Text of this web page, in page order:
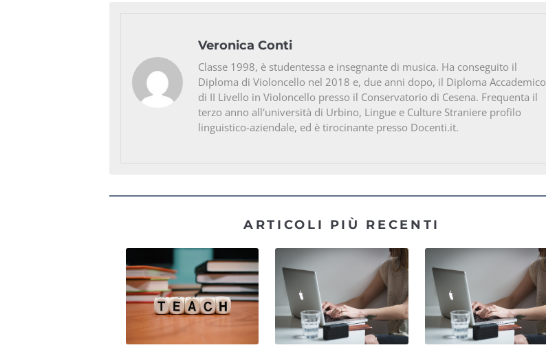
Veronica Conti
Classe 1998, è studentessa e insegnante di musica. Ha conseguito il
Diploma di Violoncello nel 2018 e, due anni dopo, il Diploma Accademico
di II Livello in Violoncello presso il Conservatorio di Cesena. Frequenta il
terzo anno all'università di Urbino, Lingue e Culture Straniere profilo
linguistico-aziendale, ed è tirocinante presso Docenti.it.
ARTICOLI PIÙ RECENTI